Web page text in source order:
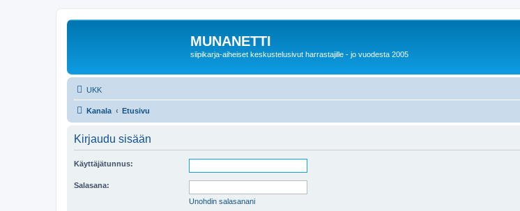
MUNANETTI
siipikarja-aiheiset keskustelusivut harrastajille - jo vuodesta 2005
UKK
Kanala Etusivu
Kirjaudu sisään
Käyttäjätunnus:
Salasana:
Unohdin salasanani